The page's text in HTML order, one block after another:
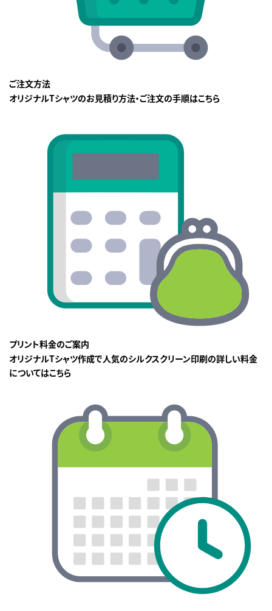
ご注文方法
オリジナルTシャツのお見積り方法・ご注文の手順はこちら
プリント料金のご案内
オリジナルTシャツ作成で人気のシルクスクリーン印刷の詳しい料金
についてはこちら